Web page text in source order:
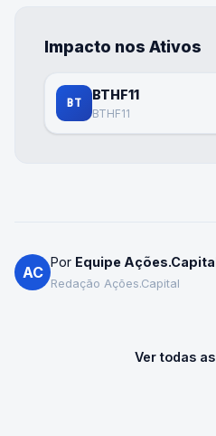
Impacto nos Ativos
BT
BTHF11
BTHF11
AC
Por Equipe
Redação Ações.Capital
Ver todas